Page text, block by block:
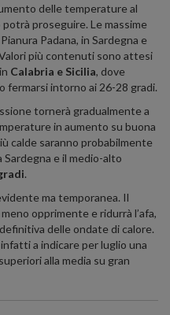
delle temperature al
potrà proseguire. Le massime
Padana, in Sardegna e
più contenuti sono attesi
Calabria e Sicilia, dove
intorno ai 26-28 gradi.
tornerà gradualmente a
in aumento su buona
calde saranno probabilmente
e il medio-alto
.
ma temporanea. Il
opprimente e ridurrà l’afa,
delle ondate di calore.
a indicare per luglio una
alla media su gran